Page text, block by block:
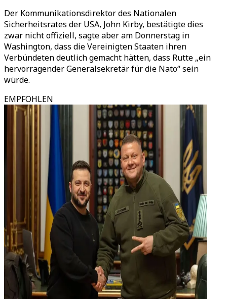
Der Kommunikationsdirektor des Nationalen
Sicherheitsrates der USA, John Kirby, bestätigte dies
zwar nicht offiziell, sagte aber am Donnerstag in
Washington, dass die Vereinigten Staaten ihren
Verbündeten deutlich gemacht hätten, dass Rutte „ein
hervorragender Generalsekretär für die Nato“ sein
würde.
EMPFOHLEN